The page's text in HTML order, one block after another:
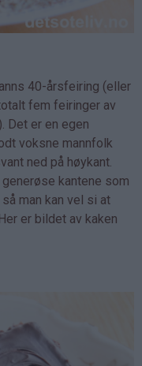
40-årsfeiring (eller
fem feiringer av
). Det er en egen
voksne mannfolk
ned på høykant.
kantene som
man kan vel si at
er bildet av kaken